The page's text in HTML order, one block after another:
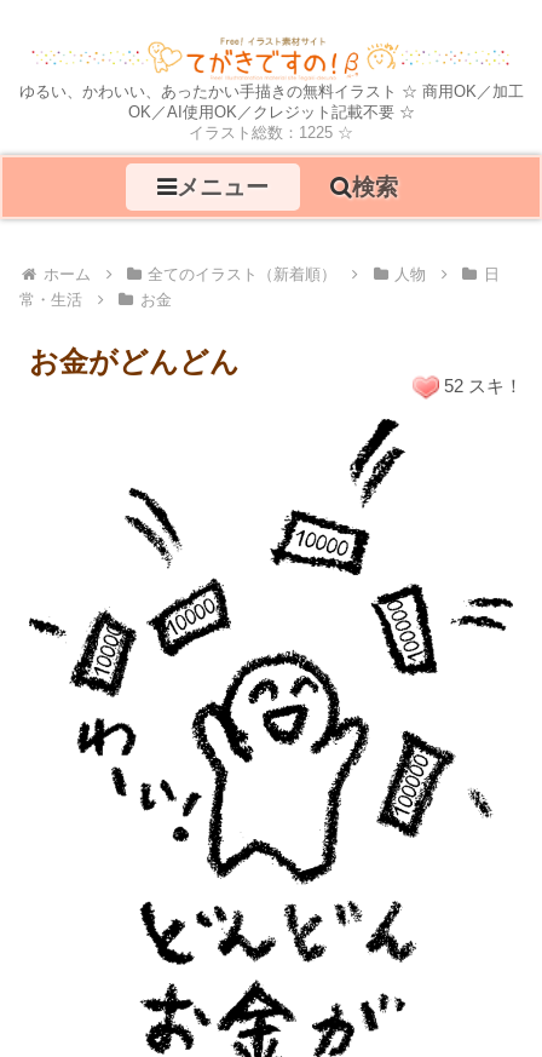
ゆるい、かわいい、あったかい手描きの無料イラスト ☆ 商用OK／加工
OK／AI使用OK／クレジット記載不要 ☆
イラスト総数：1225 ☆
メニュー 検索
ホーム 全てのイラスト（新着順） 人物
日
常・生活
お金
お金がどんどん
52 スキ！